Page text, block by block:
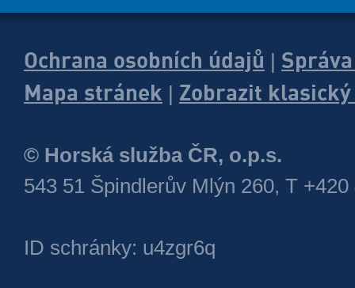
Ochrana osobních údajů
Mapa stránek
Zobrazit
© Horská služba ČR, o.p.s.
543 51 Špindlerův Mlýn 260, T +420
ID schránky: u4zgr6q